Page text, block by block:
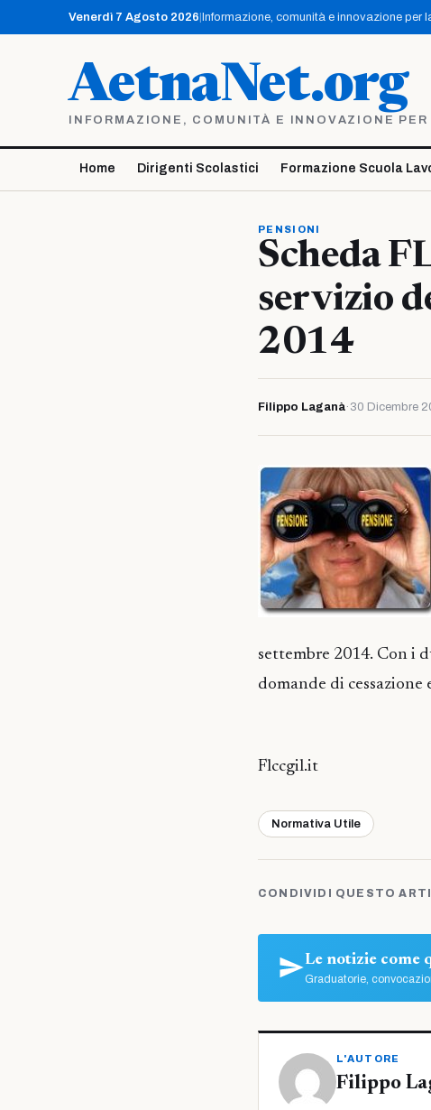
contenuto
Venerdì 7 Agosto 2026 Informazione, comunità e innovazione per
AetnaNet.org
INFORMAZIONE, COMUNITÀ E INNOVAZIONE
Home Dirigenti Scolastici Formazione Scuola
PENSIONI
Scheda
servizio
2014
Filippo Laganà· 30 Dicembre
settembre 2014. Con i
domande di
Flccgil.it
Normativa Utile
CONDIVIDI QUESTO
Le notizie come
Graduatorie,
L'AUTORE
Filippo